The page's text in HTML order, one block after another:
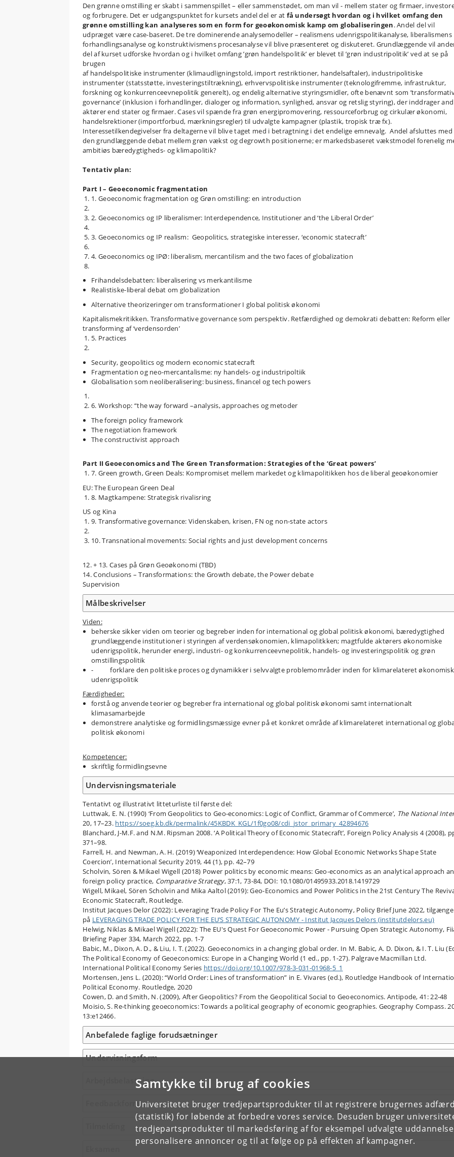
Samtykke til brug af cookies
Universitetet bruger tredjepartsprodukter til at registrere brugernes
(statistik) for løbende at forbedre vores service. Desuden bruger
tredjepartsprodukter til markedsføring af for eksempel udvalgte
personalisere annoncer og til at følge op på effekten af kampagner.
Den grønne omstilling er skabt i sammenspillet – eller sammenstødet, om man vil - mellem stater og firmaer,
og forbrugere. Det er udgangspunktet for kursets andel del er at få undersøgt hvordan og i hvilket omfang den
grønne omstilling kan analyseres som en form for geoøkonomisk kamp om globaliseringen. Andel del vil
udpræget være case-baseret. De tre dominerende analysemodeller – realismens udenrigspolitikanalyse, liberalismens
forhandlingsanalyse og konstruktivismens procesanalyse vil blive præsenteret og diskuteret. Grundlæggende vil
del af kurset udforske hvordan og i hvilket omfang ’grøn handelspolitik’ er blevet til ’grøn industripolitik’ ved at se på
brugen
af handelspolitiske instrumenter (klimaudligningstold, import restriktioner, handelsaftaler), industripolitiske
instrumenter (statsstøtte, investeringstiltrækning), erhvervspolitiske instrumenter (teknologifremme, infrastruktur,
forskning og konkurrenceevnepolitik generelt), og endelig alternative styringsmidler, ofte benævnt som
governance’ (inklusion i forhandlinger, dialoger og information, synlighed, ansvar og retslig styring), der inddrager
aktører end stater og firmaer. Cases vil spænde fra grøn energipromovering, ressourceforbrug og cirkulær økonomi,
handelsrektioner (importforbud, mærkningsregler) til udvalgte kampagner (plastik, tropisk træ fx).
Interessetilkendegivelser fra deltagerne vil blive taget med i betragtning i det endelige emnevalg. Andel afsluttes med
den grundlæggende debat mellem grøn vækst og degrowth positionerne; er markedsbaseret vækstmodel forenelig
ambitiøs bæredygtigheds- og klimapolitik?
Tentativ plan:
Part I – Geoeconomic fragmentation
1. Geoeconomic fragmentation og Grøn omstilling: en introduction
2. Geoeconomics og IP liberalismer: Interdependence, Institutioner and ‘the Liberal Order’
3. Geoeconomics og IP realism: Geopolitics, strategiske interesser, ‘economic statecraft’
4. Geoeconomics og IPØ: liberalism, mercantilism and the two faces of globalization
Frihandelsdebatten: liberalisering vs merkantilisme
Realistiske-liberal debat om globalization
Alternative theorizeringer om transformationer I global politisk økonomi
Kapitalismekritikken. Transformative governance som perspektiv. Retfærdighed og demokrati debatten: Reform eller
transforming af ‘verdensorden’
5. Practices
Security, geopolitics og modern economic statecraft
Fragmentation og neo-mercantalisme: ny handels- og industripoltiik
Globalisation som neoliberalisering: business, financel og tech powers
6. Workshop: “the way forward –analysis, approaches og metoder
The foreign policy framework
The negotiation framework
The constructivist approach
Part II Geoeconomics and The Green Transformation: Strategies of the ‘Great powers’
7. Green growth, Green Deals: Kompromiset mellem markedet og klimapolitikken hos de liberal geoøkonomier
EU: The European Green Deal
8. Magtkampene: Strategisk rivalisring
US og Kina
9. Transformative governance: Videnskaben, krisen, FN og non-state actors
10. Transnational movements: Social rights and just development concerns
12. + 13. Cases på Grøn Geoøkonomi (TBD)
14. Conclusions – Transformations: the Growth debate, the Power debate
Supervision
Målbeskrivelser
Viden:
beherske sikker viden om teorier og begreber inden for international og global politisk økonomi, bæredygtighed
grundlæggende institutioner i styringen af verdensøkonomien, klimapolitkken; magtfulde aktørers økonomiske
udenrigspolitik, herunder energi, industri- og konkurrenceevnepolitik, handels- og investeringspolitik og grøn
omstillingspolitik
- forklare den politiske proces og dynamikker i selvvalgte problemområder inden for klimarelateret økonomisk
udenrigspolitik
Færdigheder:
forstå og anvende teorier og begreber fra international og global politisk økonomi samt internationalt
klimasamarbejde
demonstrere analytiske og formidlingsmæssige evner på et konkret område af klimarelateret international og
politisk økonomi
Kompetencer:
skriftlig formidlingsevne
Undervisningsmateriale
Tentativt og illustrativt litteturliste til første del:
Luttwak, E. N. (1990) ‘From Geopolitics to Geo-economics: Logic of Conflict, Grammar of Commerce’, The National
20, 17–23. https:/​/​soeg.kb.dk/​permalink/​45KBDK_KGL/​1f0go08/​cdi_jstor_primary_42894676
Blanchard, J-M.F. and N.M. Ripsman 2008. ‘A Political Theory of Economic Statecraft’, Foreign Policy Analysis 4 (2008),
371–98.
Farrell, H. and Newman, A. H. (2019) ‘Weaponized Interdependence: How Global Economic Networks Shape State
Coercion’, International Security 2019, 44 (1), pp. 42–79
Scholvin, Sören & Mikael Wigell (2018) Power politics by economic means: Geo-economics as an analytical approach
foreign policy practice, Comparative Strategy, 37:1, 73-84, DOI: 10.1080/​01495933.2018.1419729
Wigell, Mikael, Sören Scholvin and Mika Aaltol (2019): Geo-Economics and Power Politics in the 21st Century The
Economic Statecraft, Routledge.
Institut Jacques Delor (2022): Leveraging Trade Policy For The Eu’s Strategic Autonomy, Policy Brief June 2022,
på LEVERAGING TRADE POLICY FOR THE EU’S STRATEGIC AUTONOMY - Institut Jacques Delors (institutdelors.eu)
Helwig, Niklas & Mikael Wigell (2022): The EU's Quest For Geoeconomic Power - Pursuing Open Strategic Autonomy,
Briefing Paper 334, March 2022, pp. 1-7
Babic, M., Dixon, A. D., & Liu, I. T. (2022). Geoeconomics in a changing global order. In M. Babic, A. D. Dixon, & I. T. Liu
The Political Economy of Geoeconomics: Europe in a Changing World (1 ed., pp. 1-27). Palgrave Macmillan Ltd.
International Political Economy Series https:/​/​doi.org/​10.1007/​978-3-031-01968-5_1
Mortensen, Jens L. (2020): “World Order: Lines of transformation” in E. Vivares (ed.), Routledge Handbook of
Political Economy. Routledge, 2020
Cowen, D. and Smith, N. (2009), After Geopolitics? From the Geopolitical Social to Geoeconomics. Antipode, 41: 22-48
Moisio, S. Re-thinking geoeconomics: Towards a political geography of economic geographies. Geography Compass.
13:e12466.
Anbefalede faglige forudsætninger
Undervisningsform
Arbejdsbelastning
Feedbackform